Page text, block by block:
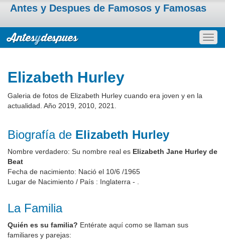
Antes y Despues de Famosos y Famosas
Elizabeth Hurley
Galeria de fotos de Elizabeth Hurley cuando era joven y en la
actualidad. Año 2019, 2010, 2021.
Biografía de Elizabeth Hurley
Nombre verdadero: Su nombre real es Elizabeth Jane Hurley de
Beat
Fecha de nacimiento: Nació el 10/6 /1965
Lugar de Nacimiento / País : Inglaterra - .
La Familia
Quién es su familia? Entérate aquí como se llaman sus
familiares y parejas: